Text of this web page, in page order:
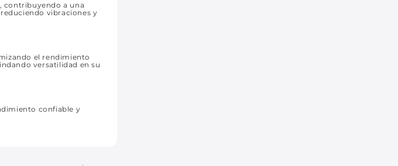
contribuyendo a una
vibraciones y
el rendimiento
versatilidad en su
confiable y